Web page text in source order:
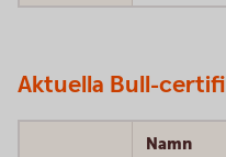
Aktuella Bull-
Namn